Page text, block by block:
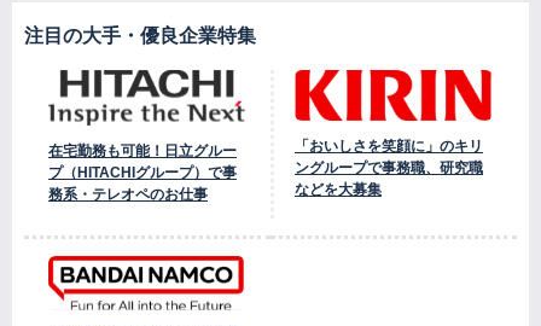
注目の大手・優良企業特集
在宅勤務も可能！日立グルー
プ（HITACHIグループ）で事
務系・テレオペのお仕事
「おいしさを笑顔に」のキリ
ングループで事務職、研究職
などを大募集